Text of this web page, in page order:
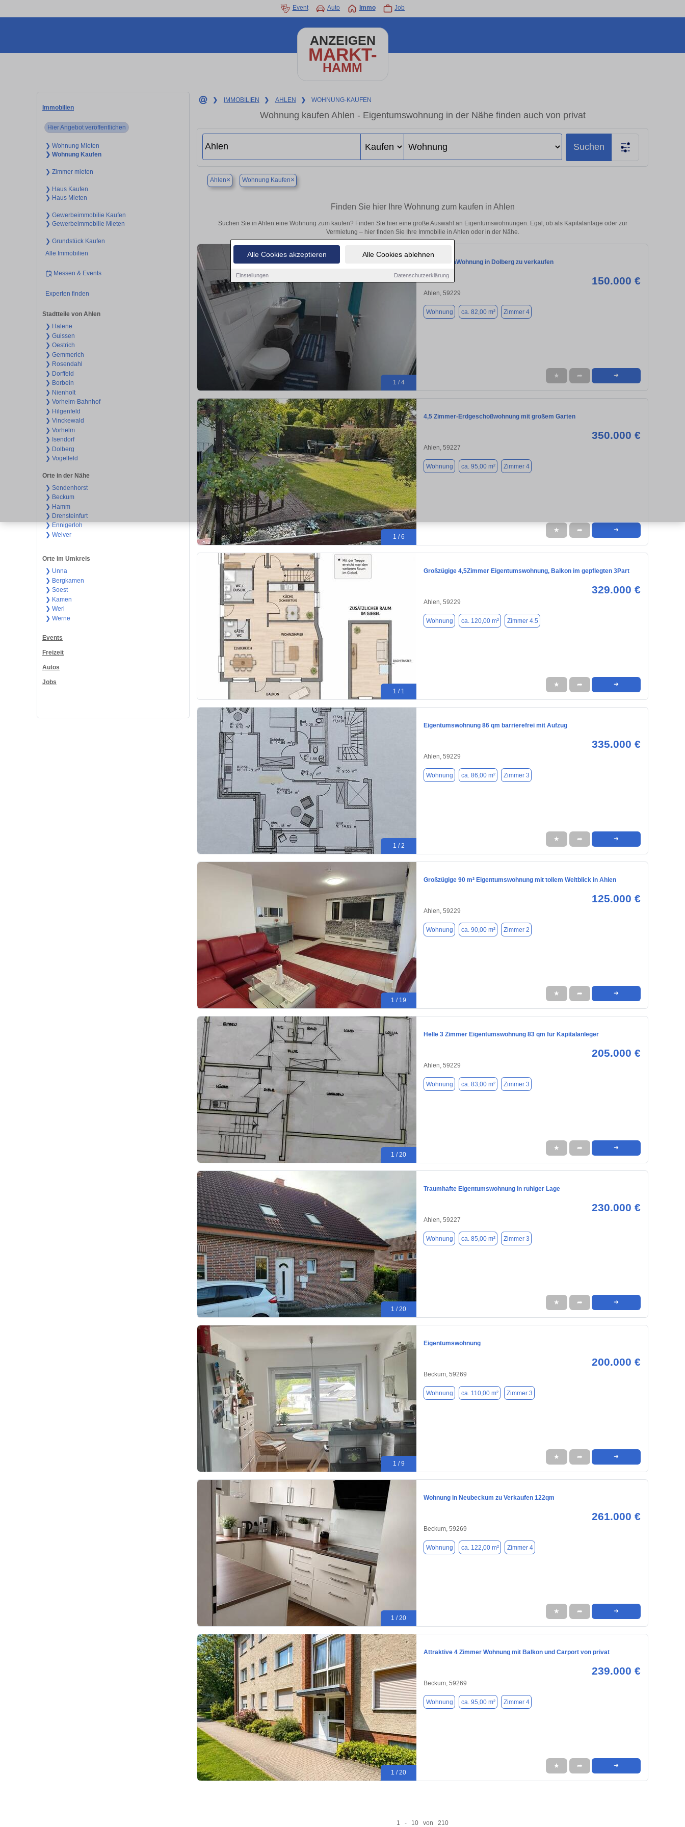
Alle Cookies akzeptieren Alle Cookies ablehnen
Einstellungen Datenschutzerklärung
Event Auto Immo Job
ANZEIGEN
MARKT-
HAMM
Immobilien
Hier Angebot veröffentlichen
❯ Wohnung Mieten
❯ Wohnung Kaufen
❯ Zimmer mieten
❯ Haus Kaufen
❯ Haus Mieten
❯ Gewerbeimmobilie Kaufen
❯ Gewerbeimmobilie Mieten
❯ Grundstück Kaufen
Alle Immobilien
Messen & Events
Experten finden
Stadtteile von Ahlen
❯ Halene
❯ Guissen
❯ Oestrich
❯ Gemmerich
❯ Rosendahl
❯ Dorffeld
❯ Borbein
❯ Nienholt
❯ Vorhelm-Bahnhof
❯ Hilgenfeld
❯ Vinckewald
❯ Vorhelm
❯ Isendorf
❯ Dolberg
❯ Vogelfeld
Orte in der Nähe
❯ Sendenhorst
❯ Beckum
❯ Hamm
❯ Drensteinfurt
❯ Ennigerloh
❯ Welver
Orte im Umkreis
❯ Unna
❯ Bergkamen
❯ Soest
❯ Kamen
❯ Werl
❯ Werne
Events
Freizeit
Autos
Jobs
❯ IMMOBILIEN ❯ AHLEN ❯ WOHNUNG-KAUFEN
Wohnung kaufen Ahlen - Eigentumswohnung in der Nähe finden auch von privat
Suchen
Ahlen× Wohnung Kaufen×
Finden Sie hier Ihre Wohnung zum kaufen in Ahlen
Suchen Sie in Ahlen eine Wohnung zum kaufen? Finden Sie hier eine große Auswahl an Eigentumswohnungen. Egal, ob als Kapitalanlage oder zur
Vermietung – hier finden Sie Ihre Immobilie in Ahlen oder in der Nähe.
1 / 4
4 Zimmer aWohnung in Dolberg zu verkaufen
150.000 €
Ahlen, 59229
Wohnung ca. 82,00 m² Zimmer 4
★ ➦ ➜
1 / 6
4,5 Zimmer-Erdgeschoßwohnung mit großem Garten
350.000 €
Ahlen, 59227
Wohnung ca. 95,00 m² Zimmer 4
★ ➦ ➜
1 / 1
Großzügige 4,5Zimmer Eigentumswohnung, Balkon im gepflegten 3Part
329.000 €
Ahlen, 59229
Wohnung ca. 120,00 m² Zimmer 4.5
★ ➦ ➜
1 / 2
Eigentumswohnung 86 qm barrierefrei mit Aufzug
335.000 €
Ahlen, 59229
Wohnung ca. 86,00 m² Zimmer 3
★ ➦ ➜
1 / 19
Großzügige 90 m² Eigentumswohnung mit tollem Weitblick in Ahlen
125.000 €
Ahlen, 59229
Wohnung ca. 90,00 m² Zimmer 2
★ ➦ ➜
1 / 20
Helle 3 Zimmer Eigentumswohnung 83 qm für Kapitalanleger
205.000 €
Ahlen, 59229
Wohnung ca. 83,00 m² Zimmer 3
★ ➦ ➜
1 / 20
Traumhafte Eigentumswohnung in ruhiger Lage
230.000 €
Ahlen, 59227
Wohnung ca. 85,00 m² Zimmer 3
★ ➦ ➜
1 / 9
Eigentumswohnung
200.000 €
Beckum, 59269
Wohnung ca. 110,00 m² Zimmer 3
★ ➦ ➜
1 / 20
Wohnung in Neubeckum zu Verkaufen 122qm
261.000 €
Beckum, 59269
Wohnung ca. 122,00 m² Zimmer 4
★ ➦ ➜
1 / 20
Attraktive 4 Zimmer Wohnung mit Balkon und Carport von privat
239.000 €
Beckum, 59269
Wohnung ca. 95,00 m² Zimmer 4
★ ➦ ➜
1 - 10 von 210